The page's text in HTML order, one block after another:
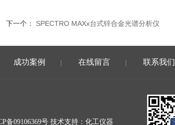
下一个： SPECTRO MAXx台式锌合金光谱分析仪
成功案例 在线留言 联系我们
备09106369号 技术支持： 化工仪器